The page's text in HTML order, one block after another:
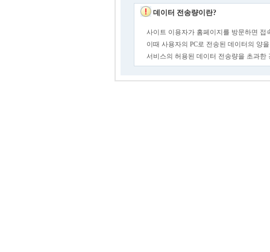
데이터 전송량이란?
사이트 이용자가 홈페이지를 방문하면 접
이때 사용자의 PC로 전송된 데이터의 양
서비스의 허용된 데이터 전송량을 초과